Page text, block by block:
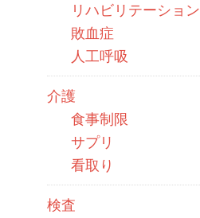
リハビリテーション
敗血症
人工呼吸
介護
食事制限
サプリ
看取り
検査